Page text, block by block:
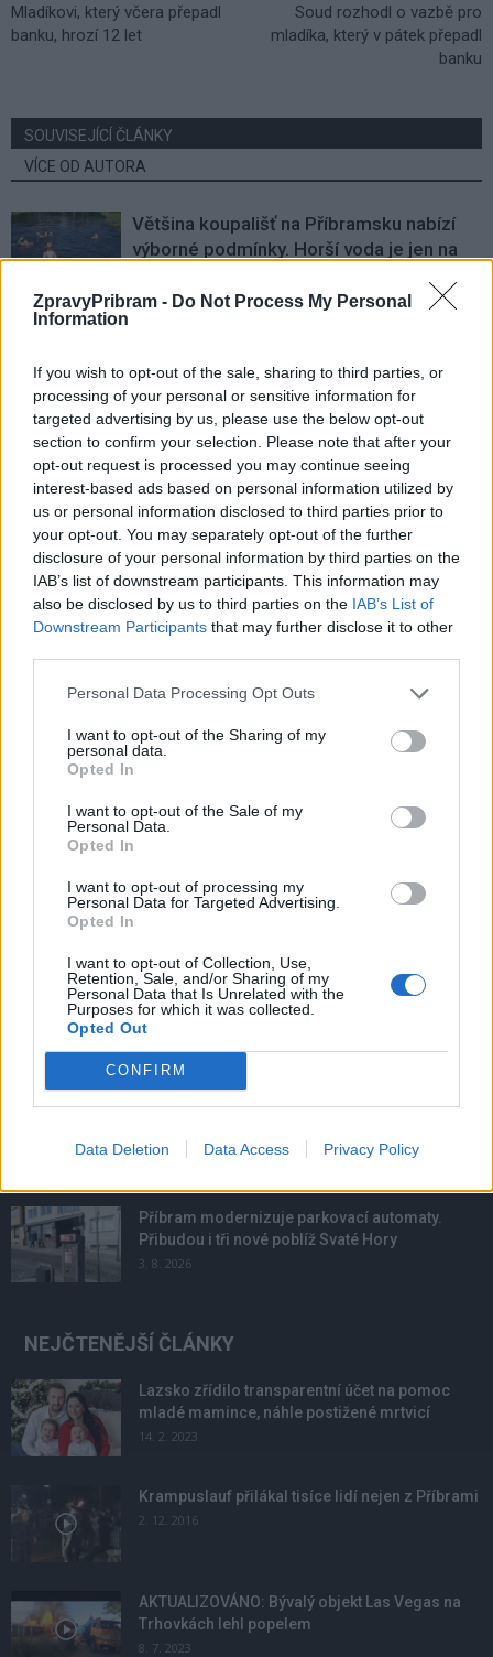
ZpravyPribram - Do Not Process My Personal
Information
If you wish to opt-out of the sale, sharing to third parties, or
processing of your personal or sensitive information for
targeted advertising by us, please use the below opt-out
section to confirm your selection. Please note that after your
opt-out request is processed you may continue seeing
interest-based ads based on personal information utilized by
us or personal information disclosed to third parties prior to
your opt-out. You may separately opt-out of the further
disclosure of your personal information by third parties on the
IAB’s list of downstream participants. This information may
also be disclosed by us to third parties on the IAB’s List of
Downstream Participants that may further disclose it to other
Personal Data Processing Opt Outs
I want to opt-out of the Sharing of my
personal data.
Opted In
I want to opt-out of the Sale of my
Personal Data.
Opted In
I want to opt-out of processing my
Personal Data for Targeted Advertising.
Opted In
I want to opt-out of Collection, Use,
Retention, Sale, and/or Sharing of my
Personal Data that Is Unrelated with the
Purposes for which it was collected.
Opted Out
CONFIRM
Data Deletion Data Access Privacy Policy
Mladíkovi, který včera přepadl
banku, hrozí 12 let
Soud rozhodl o vazbě pro
mladíka, který v pátek přepadl
banku
SOUVISEJÍCÍ ČLÁNKY
VÍCE OD AUTORA
Většina koupališť na Příbramsku nabízí
výborné podmínky. Horší voda je jen na
Zpravodajství
Zpravodajství
Středočeský kraj upravil pravidla soutěže.
Obce nově získají body i za předcházení
vzniku odpadu
NOVINKY
Obděnice vzpomínaly na filmovou legendu
6. 8. 2026
Většina koupališť na Příbramsku nabízí výborné
4. 8. 2026
Příbram modernizuje parkovací automaty.
Přibudou i tři nové poblíž Svaté Hory
3. 8. 2026
NEJČTENĚJŠÍ ČLÁNKY
Lazsko zřídilo transparentní účet na pomoc
mladé mamince, náhle postižené mrtvicí
14. 2. 2023
Krampuslauf přilákal tisíce lidí nejen z Příbrami
2. 12. 2016
AKTUALIZOVÁNO: Bývalý objekt Las Vegas na
Trhovkách lehl popelem
8. 7. 2023